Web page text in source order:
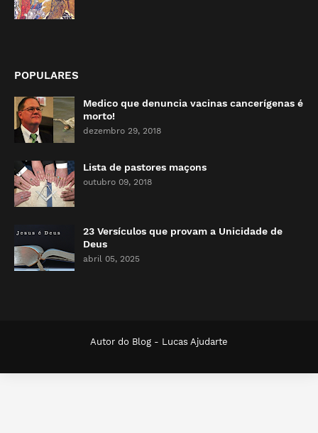
POPULARES
Medico que denuncia vacinas cancerígenas é
morto!
dezembro 29, 2018
Lista de pastores maçons
outubro 09, 2018
23 Versículos que provam a Unicidade de
Deus
abril 05, 2025
Autor do Blog - Lucas Ajudarte